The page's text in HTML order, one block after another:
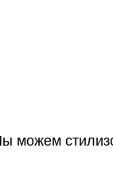
можем